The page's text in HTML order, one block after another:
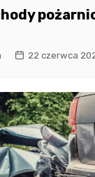
22 czerwca